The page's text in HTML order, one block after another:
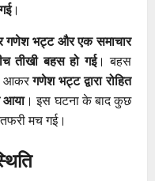
।
गणेश भट्ट और एक समाचार
तीखी बहस हो गई। बहस
आकरगणेश भट्ट द्वारा रोहित
आया। इस घटना के बाद कुछ
मच गई।